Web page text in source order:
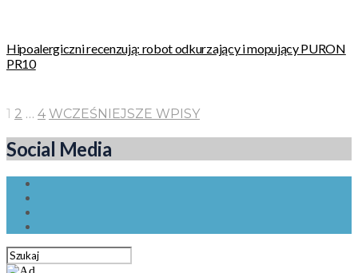
Hipoalergiczni recenzują: robot odkurzający i mopujący PURON
PR10
1 2 … 4 WCZEŚNIEJSZE WPISY
Social Media